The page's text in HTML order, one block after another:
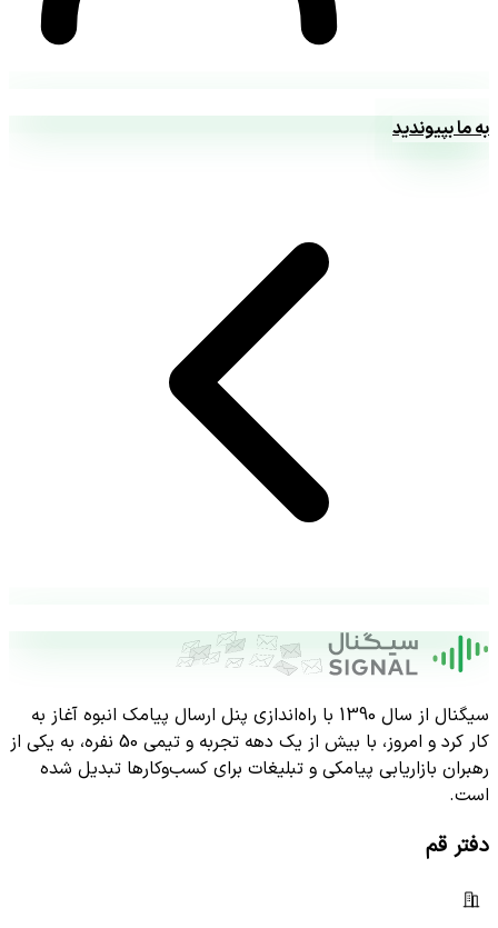
به ما بپیوندید
سیگنال از سال 1390 با راه‌اندازی پنل ارسال پیامک انبوه آغاز به
کار کرد و امروز، با بیش از یک دهه تجربه و تیمی 50 نفره، به یکی از
رهبران بازاریابی پیامکی و تبلیغات برای کسب‌وکارها تبدیل شده
است.
دفتر قم